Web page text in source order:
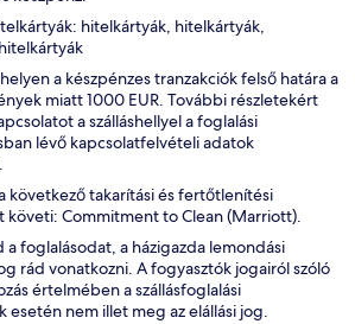
hitelkártyák, hitelkártyák,
a készpénzes tranzakciók felső határa a
miatt 1000 EUR. További részletekért
a szálláshellyel a foglalási
lévő kapcsolatfelvételi adatok
következő takarítási és fertőtlenítési
követi: Commitment to Clean (Marriott).
a foglalásodat, a házigazda lemondási
rád vonatkozni. A fogyasztók jogairól szóló
értelmében a szállásfoglalási
esetén nem illet meg az elállási jog.